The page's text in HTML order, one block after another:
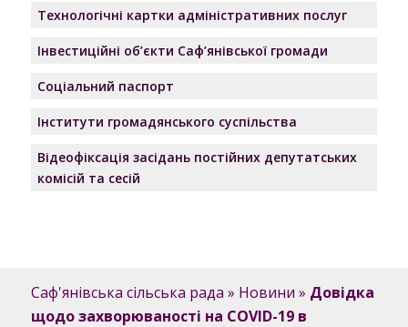
Технологічні картки адміністративних послуг
Інвестиційні об’єкти Саф’янівської громади
Соціальний паспорт
Інститути громадянського суспільства
Відеофіксація засідань постійних депутатських
комісій та сесій
Саф'янівська сільська рада » Новини » Довідка
щодо захворюваності на COVID-19 в